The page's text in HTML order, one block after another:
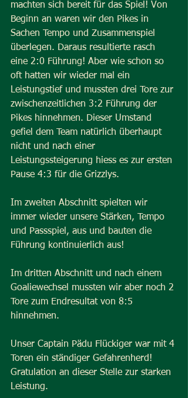
machten sich bereit für das Spiel! Von
Beginn an waren wir den Pikes in
Sachen Tempo und Zusammenspiel
überlegen. Daraus resultierte rasch
eine 2:0 Führung! Aber wie schon so
oft hatten wir wieder mal ein
Leistungstief und mussten drei Tore zur
zwischenzeitlichen 3:2 Führung der
Pikes hinnehmen. Dieser Umstand
gefiel dem Team natürlich überhaupt
nicht und nach einer
Leistungssteigerung hiess es zur ersten
Pause 4:3 für die Grizzlys.
Im zweiten Abschnitt spielten wir
immer wieder unsere Stärken, Tempo
und Passspiel, aus und bauten die
Führung kontinuierlich aus!
Im dritten Abschnitt und nach einem
Goaliewechsel mussten wir aber noch 2
Tore zum Endresultat von 8:5
hinnehmen.
Unser Captain Pädu Flückiger war mit 4
Toren ein ständiger Gefahrenherd!
Gratulation an dieser Stelle zur starken
Leistung.